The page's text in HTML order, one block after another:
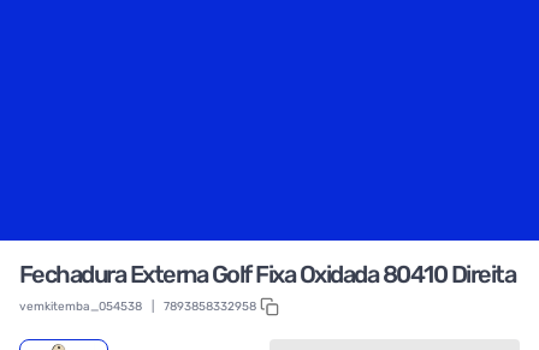
Fechadura Externa Golf Fixa Oxidada 80410 Direita
vemkitemba_054538 7893858332958